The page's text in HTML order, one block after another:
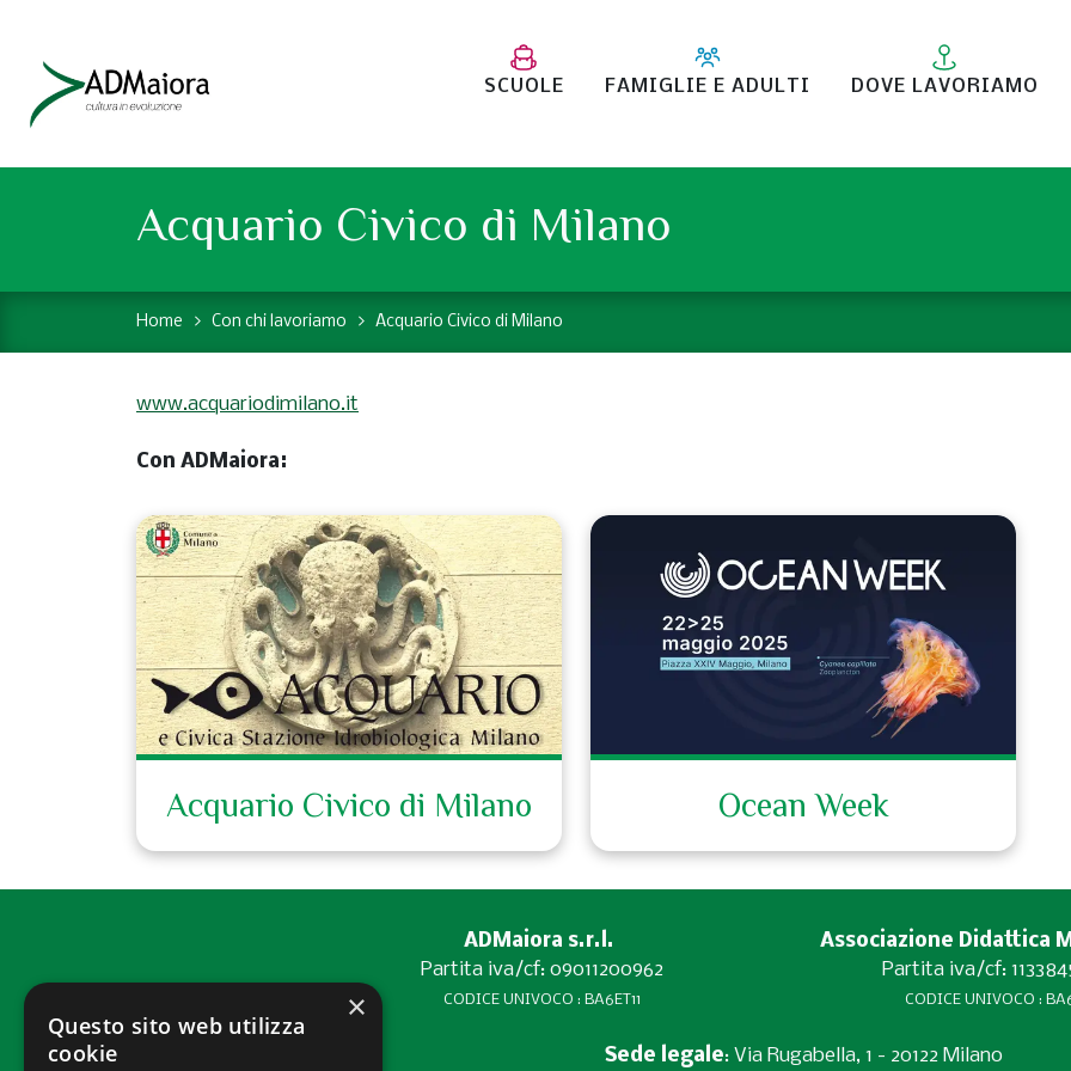
SCUOLE FAMIGLIE E ADULTI DOVE LAVORIAMO
Acquario Civico di Milano
Home Con chi lavoriamo Acquario Civico di Milano
www.acquariodimilano.it
Con ADMaiora:
Acquario Civico di Milano Ocean Week
ADMaiora s.r.l.
Partita iva/cf: 09011200962
CODICE UNIVOCO : BA6ET11
Associazione Didattica
Partita iva/cf:
CODICE UNIVOCO :
Sede legale: Via Rugabella, 1 - 20122 Milano
×
Questo sito web utilizza
cookie